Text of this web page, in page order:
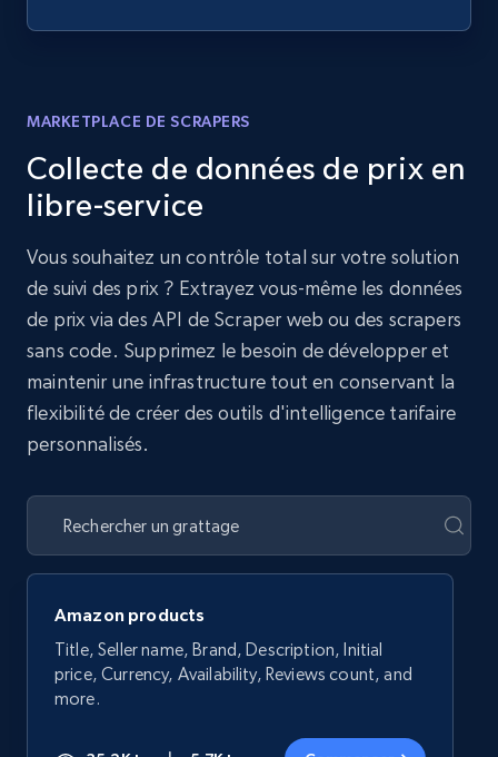
MARKETPLACE DE SCRAPERS
Collecte de données de prix en
libre-service
Vous souhaitez un contrôle total sur votre solution
de suivi des prix ? Extrayez vous-même les données
de prix via des API de Scraper web ou des scrapers
sans code. Supprimez le besoin de développer et
maintenir une infrastructure tout en conservant la
flexibilité de créer des outils d'intelligence tarifaire
personnalisés.
Amazon products
Title, Seller name, Brand, Description, Initial
price, Currency, Availability, Reviews count, and
more.